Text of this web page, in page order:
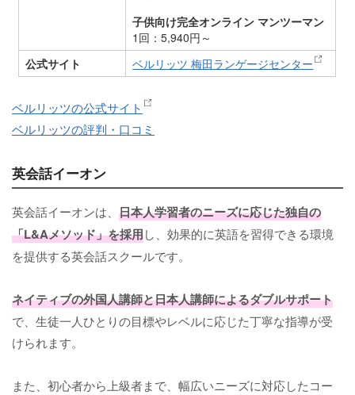
子供向け完全オンライン マンツーマン
1回：5,940円～
公式サイト
ベルリッツ 梅田ランゲージセンター
ベルリッツの公式サイト
ベルリッツの評判・口コミ
英会話イーオン
英会話イーオンは、 日本人学習者のニーズに応じた独自の
「L&Aメソッド」を採用し、効果的に英語を習得できる環境
を提供する英会話スクールです。
ネイティブの外国人講師と日本人講師によるダブルサポート
で、生徒一人ひとりの目標やレベルに応じた丁寧な指導が受
けられます。
また、初心者から上級者まで、幅広いニーズに対応したコー